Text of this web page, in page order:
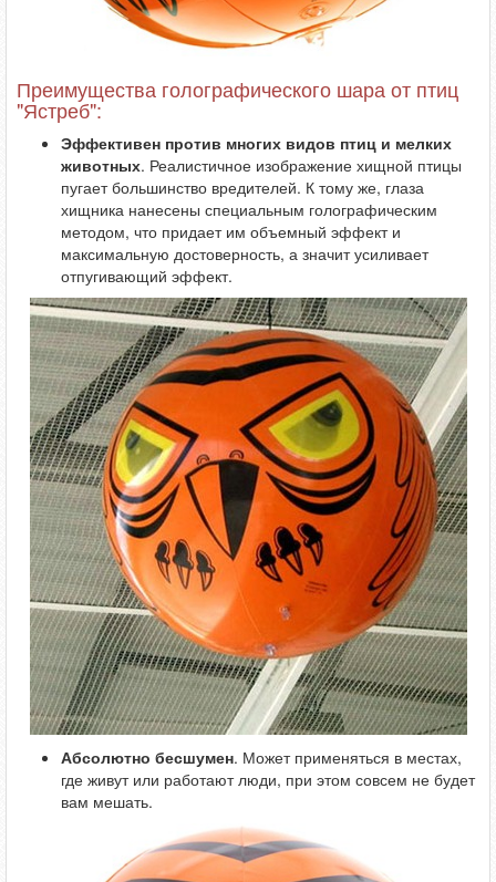
Преимущества голографического шара от птиц
"Ястреб":
Эффективен против многих видов птиц и мелких
животных. Реалистичное изображение хищной птицы
пугает большинство вредителей. К тому же, глаза
хищника нанесены специальным голографическим
методом, что придает им объемный эффект и
максимальную достоверность, а значит усиливает
отпугивающий эффект.
Абсолютно бесшумен. Может применяться в местах,
где живут или работают люди, при этом совсем не будет
вам мешать.